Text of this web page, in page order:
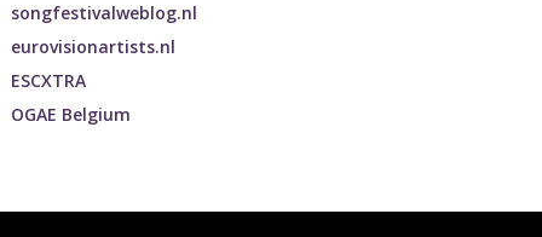
songfestivalweblog.nl
eurovisionartists.nl
ESCXTRA
OGAE Belgium